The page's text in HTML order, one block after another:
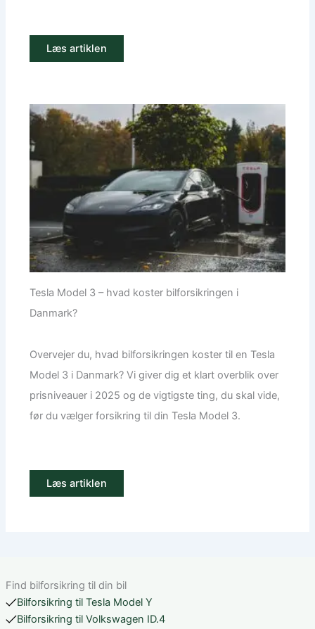
Læs artiklen
Tesla Model 3 – hvad koster bilforsikringen i
Danmark?
Overvejer du, hvad bilforsikringen koster til en Tesla
Model 3 i Danmark? Vi giver dig et klart overblik over
prisniveauer i 2025 og de vigtigste ting, du skal vide,
før du vælger forsikring til din Tesla Model 3.
Læs artiklen
Find bilforsikring til din bil
Bilforsikring til Tesla Model Y
Bilforsikring til Volkswagen ID.4